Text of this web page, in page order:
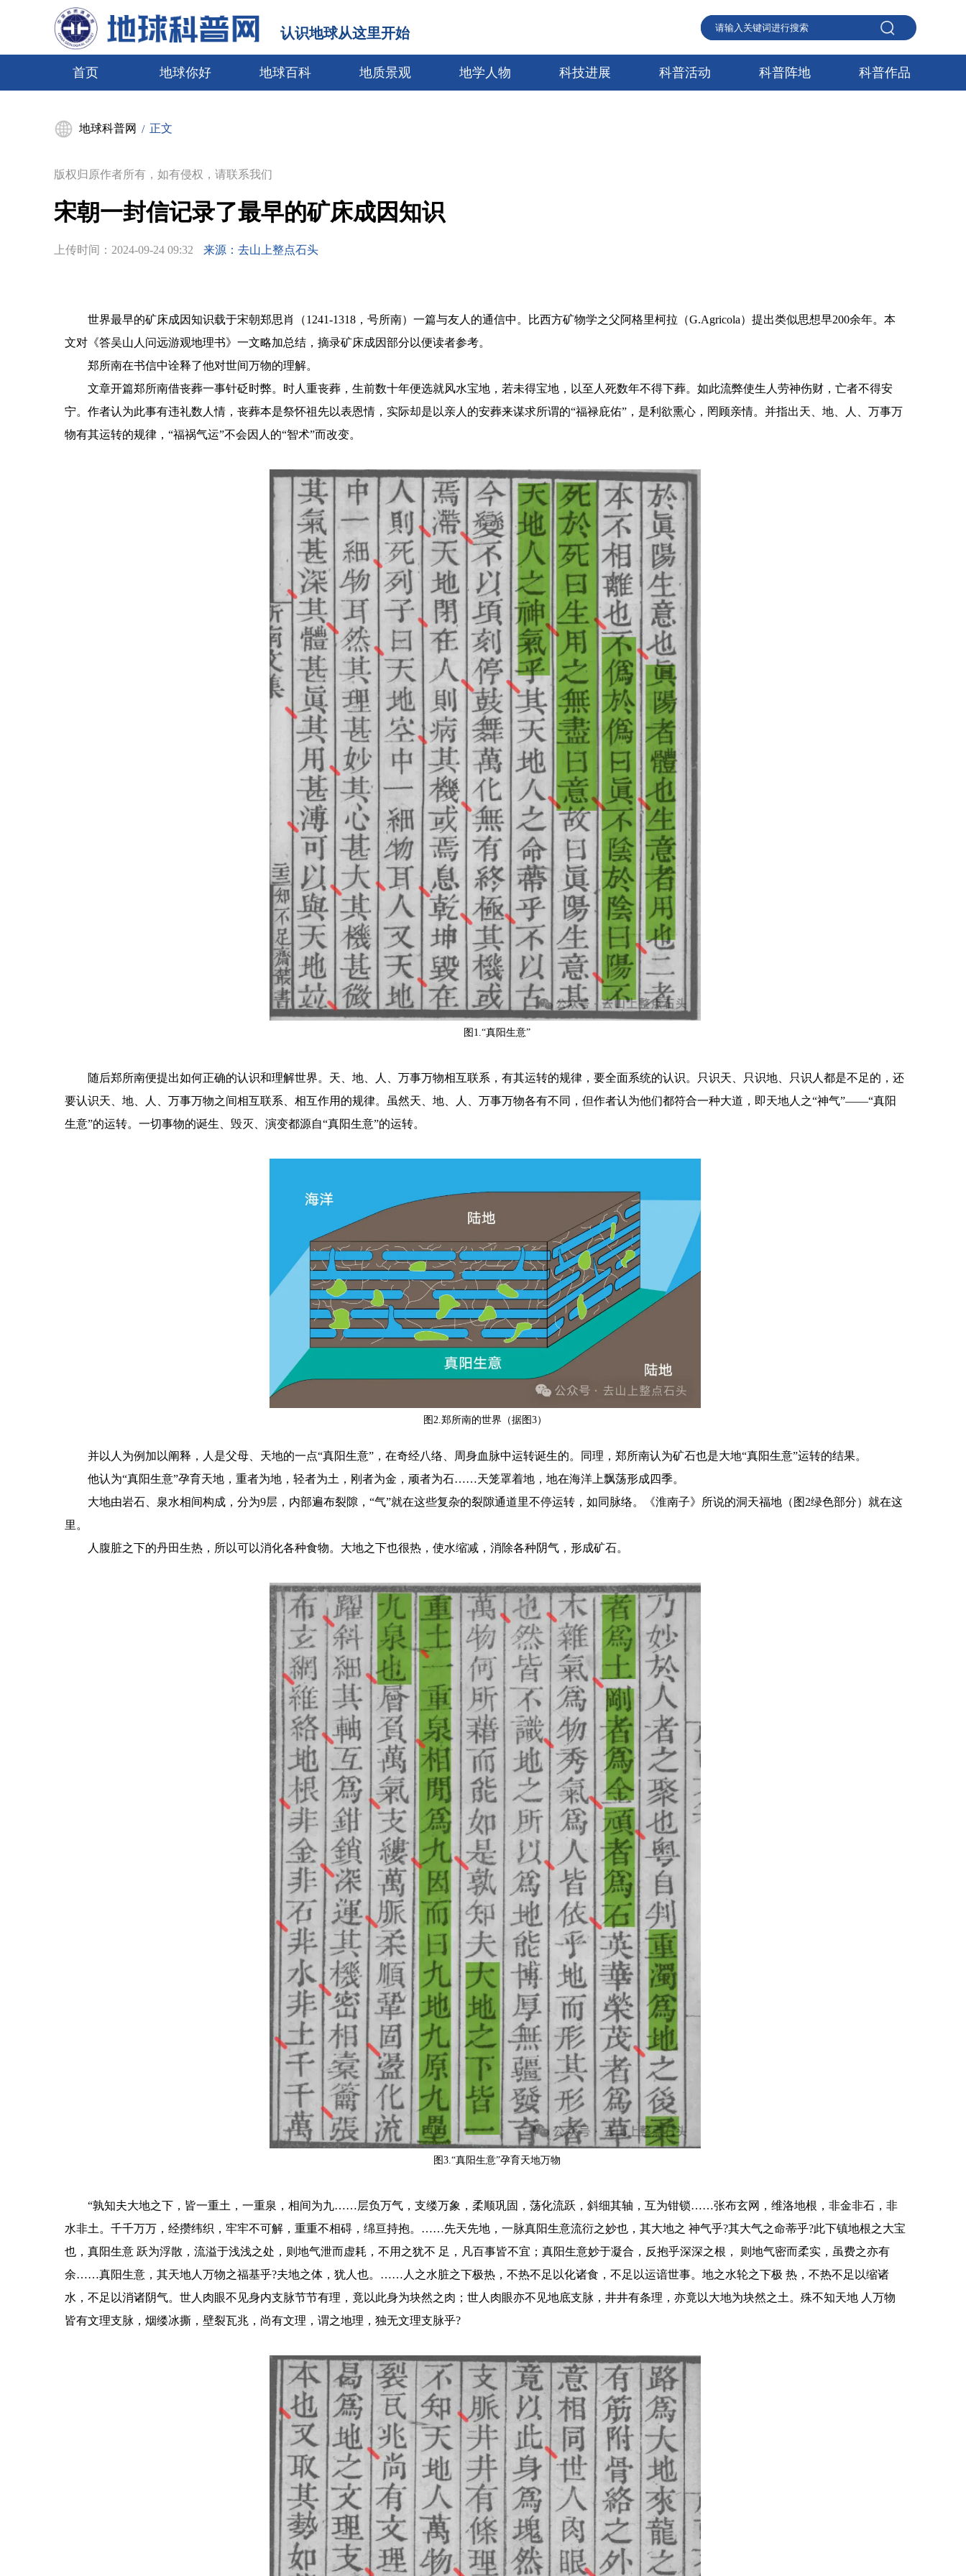
认识地球从这里开始
首页 地球你好 地球百科 地质景观 地学人物 科技进展 科普活动 科普阵地 科普作品
地球科普网 / 正文
版权归原作者所有，如有侵权，请联系我们
宋朝一封信记录了最早的矿床成因知识
上传时间： 2024-09-24 09:32 来源：去山上整点石头
世界最早的矿床成因知识载于宋朝郑思肖（1241-1318，号所南）一篇与友人的通信中。比西方矿物学之父阿格里柯拉（G.Agricola）提出类似思想早200余年。本
文对《答吴山人问远游观地理书》一文略加总结，摘录矿床成因部分以便读者参考。
郑所南在书信中诠释了他对世间万物的理解。
文章开篇郑所南借丧葬一事针砭时弊。时人重丧葬，生前数十年便选就风水宝地，若未得宝地，以至人死数年不得下葬。如此流弊使生人劳神伤财，亡者不得安
宁。作者认为此事有违礼数人情，丧葬本是祭怀祖先以表恩情，实际却是以亲人的安葬来谋求所谓的“福禄庇佑”，是利欲熏心，罔顾亲情。并指出天、地、人、万事万
物有其运转的规律，“福祸气运”不会因人的“智术”而改变。
图1.“真阳生意”
随后郑所南便提出如何正确的认识和理解世界。天、地、人、万事万物相互联系，有其运转的规律，要全面系统的认识。只识天、只识地、只识人都是不足的，还
要认识天、地、人、万事万物之间相互联系、相互作用的规律。虽然天、地、人、万事万物各有不同，但作者认为他们都符合一种大道，即天地人之“神气”——“真阳
生意”的运转。一切事物的诞生、毁灭、演变都源自“真阳生意”的运转。
图2.郑所南的世界（据图3）
并以人为例加以阐释，人是父母、天地的一点“真阳生意”，在奇经八络、周身血脉中运转诞生的。同理，郑所南认为矿石也是大地“真阳生意”运转的结果。
他认为“真阳生意”孕育天地，重者为地，轻者为土，刚者为金，顽者为石……天笼罩着地，地在海洋上飘荡形成四季。
大地由岩石、泉水相间构成，分为9层，内部遍布裂隙，“气”就在这些复杂的裂隙通道里不停运转，如同脉络。《淮南子》所说的洞天福地（图2绿色部分）就在这
里。
人腹脏之下的丹田生热，所以可以消化各种食物。大地之下也很热，使水缩减，消除各种阴气，形成矿石。
图3.“真阳生意”孕育天地万物
“孰知夫大地之下，皆一重土，一重泉，相间为九……层负万气，支缕万象，柔顺巩固，荡化流跃，斜细其轴，互为钳锁……张布玄网，维洛地根，非金非石，非
水非土。千千万万，经攒纬织，牢牢不可解，重重不相碍，绵亘持抱。……先天先地，一脉真阳生意流衍之妙也，其大地之 神气乎?其大气之命蒂乎?此下镇地根之大宝
也，真阳生意 跃为浮散，流溢于浅浅之处，则地气泄而虚耗，不用之犹不 足，凡百事皆不宜；真阳生意妙于凝合，反抱乎深深之根， 则地气密而柔实，虽费之亦有
余……真阳生意，其天地人万物之福基乎?夫地之体，犹人也。……人之水脏之下极热，不热不足以化诸食，不足以运谙世事。地之水轮之下极 热，不热不足以缩诸
水，不足以消诸阴气。世人肉眼不见身内支脉节节有理，竟以此身为块然之肉；世人肉眼亦不见地底支脉，井井有条理，亦竟以大地为块然之土。殊不知天地 人万物
皆有文理支脉，烟缕冰撕，壁裂瓦兆，尚有文理，谓之地理，独无文理支脉乎?